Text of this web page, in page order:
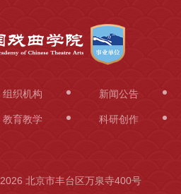
组织机构 新闻公告
教育教学 科研创作
2026 北京市丰台区万泉寺400号